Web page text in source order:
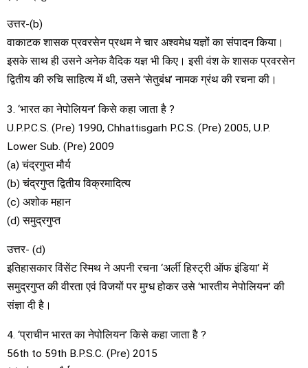
उत्तर-(b)
वाकाटक शासक प्रवरसेन प्रथम ने चार अश्वमेध यज्ञों का संपादन किया।
इसके साथ ही उसने अनेक वैदिक यज्ञ भी किए। इसी वंश के शासक प्रवरसेन
द्वितीय की रुचि साहित्य में थी, उसने ‘सेतुबंध’ नामक ग्रंथ की रचना की।
3. ‘भारत का नेपोलियन’ किसे कहा जाता है ?
U.P.P.C.S. (Pre) 1990, Chhattisgarh P.C.S. (Pre) 2005, U.P.
Lower Sub. (Pre) 2009
(a) चंद्रगुप्त मौर्य
(b) चंद्रगुप्त द्वितीय विक्रमादित्य
(c) अशोक महान
(d) समुद्रगुप्त
उत्तर- (d)
इतिहासकार विंसेंट स्मिथ ने अपनी रचना ‘अर्ली हिस्ट्री ऑफ इंडिया’ में
समुद्रगुप्त की वीरता एवं विजयों पर मुग्ध होकर उसे ‘भारतीय नेपोलियन’ की
संज्ञा दी है।
4. ‘प्राचीन भारत का नेपोलियन’ किसे कहा जाता है ?
56th to 59th B.P.S.C. (Pre) 2015